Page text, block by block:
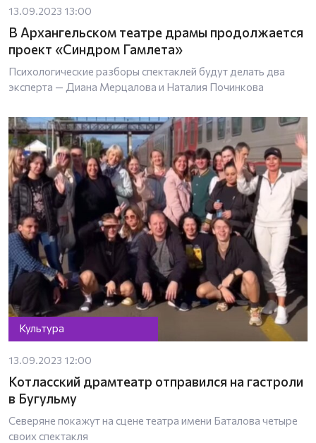
13.09.2023 13:00
В Архангельском театре драмы продолжается
проект «Синдром Гамлета»
Психологические разборы спектаклей будут делать два
эксперта — Диана Мерцалова и Наталия Починкова
Культура
13.09.2023 12:00
Котласский драмтеатр отправился на гастроли
в Бугульму
Северяне покажут на сцене театра имени Баталова четыре
своих спектакля